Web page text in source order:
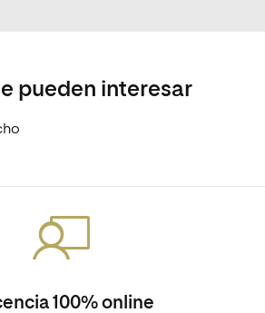
pueden interesar
100% online